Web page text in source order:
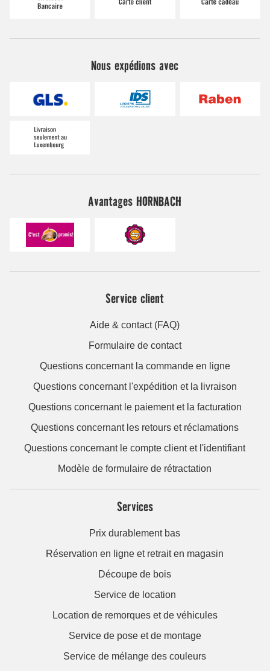
Nous expédions avec
Avantages HORNBACH
Service client
Aide & contact (FAQ)
Formulaire de contact
Questions concernant la commande en ligne
Questions concernant l'expédition et la livraison
Questions concernant le paiement et la facturation
Questions concernant les retours et réclamations
Questions concernant le compte client et l'identifiant
Modèle de formulaire de rétractation
Services
Prix durablement bas
Réservation en ligne et retrait en magasin
Découpe de bois
Service de location
Location de remorques et de véhicules
Service de pose et de montage
Service de mélange des couleurs